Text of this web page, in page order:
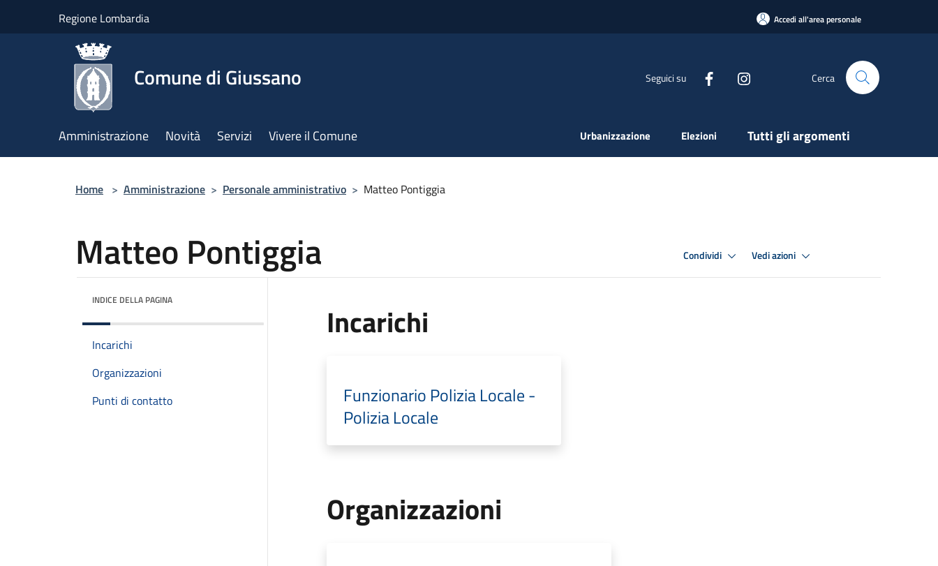
Regione Lombardia Accedi all'area personale
Comune di Giussano Seguici su Cerca
Amministrazione Novità Servizi Vivere il Comune Urbanizzazione Elezioni Tutti gli argomenti
Home > Amministrazione > Personale amministrativo > Matteo Pontiggia
Matteo Pontiggia Condividi Vedi azioni
INDICE DELLA PAGINA
Incarichi
Organizzazioni
Punti di contatto
Incarichi
Funzionario Polizia Locale -
Polizia Locale
Organizzazioni